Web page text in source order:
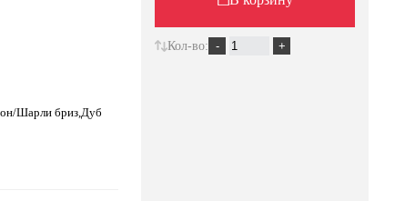
Шарли бриз,Дуб
Кол-во: